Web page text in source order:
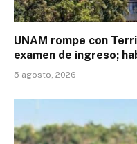
UNAM rompe con
examen de ingreso;
5 agosto, 2026